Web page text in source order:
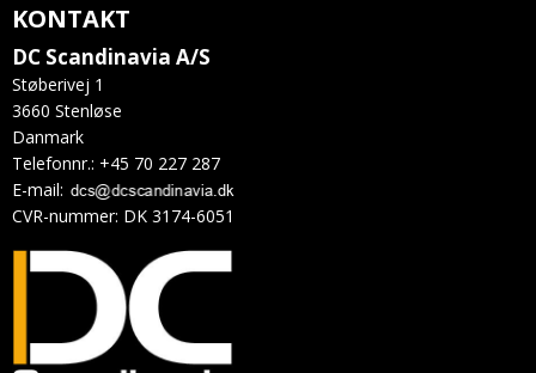
KONTAKT
DC Scandinavia A/S
Støberivej 1
3660 Stenløse
Danmark
Telefonnr.: +45 70 227 287
E-mail:
CVR-nummer: DK 3174-6051